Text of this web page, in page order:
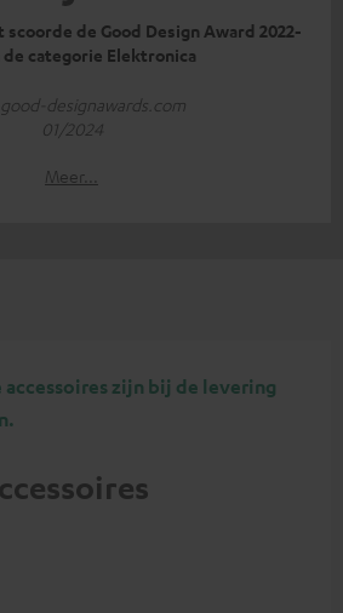
scoorde de Good Design Award 2022-
de categorie Elektronica
designawards.com
01/2024
Meer...
accessoires zijn bij de levering